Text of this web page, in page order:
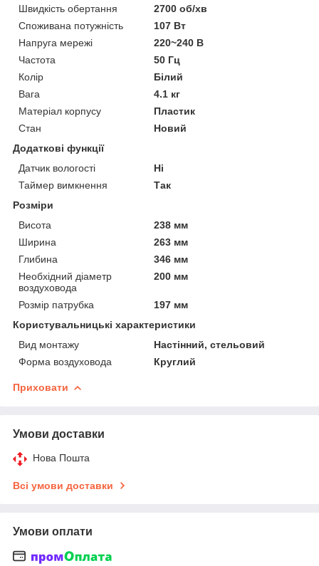
Швидкість обертання
2700 об/хв
Споживана потужність
107 Вт
Напруга мережі
220~240 В
Частота
50 Гц
Колір
Білий
Вага
4.1 кг
Матеріал корпусу
Пластик
Стан
Новий
Додаткові функції
Датчик вологості
Ні
Таймер вимкнення
Так
Розміри
Висота
238 мм
Ширина
263 мм
Глибина
346 мм
Необхідний діаметр
воздуховода
200 мм
Розмір патрубка
197 мм
Користувальницькі характеристики
Вид монтажу
Настінний, стельовий
Форма воздуховода
Круглий
Приховати
Умови доставки
Нова Пошта
Всі умови доставки
Умови оплати